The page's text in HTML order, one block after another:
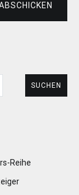
Reihe